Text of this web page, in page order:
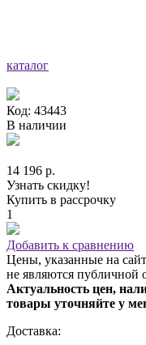
каталог
Код: 43443
В наличии
14 196 р.
Узнать скидку!
Купить в рассрочку
1
Добавить к сравнению
Цены, указанные на
не являются публичной
Актуальность цен,
товары уточняйте у
Доставка: